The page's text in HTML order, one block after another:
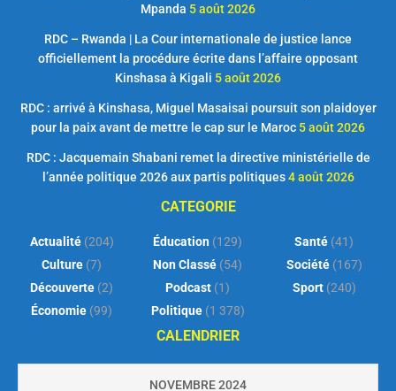
Mpanda 5 août 2026
RDC – Rwanda | La Cour internationale de justice lance
officiellement la procédure écrite dans l’affaire opposant
Kinshasa à Kigali 5 août 2026
RDC : arrivé à Kinshasa, Miguel Masaisai poursuit son plaidoyer
pour la paix avant de mettre le cap sur le Maroc 5 août 2026
RDC : Jacquemain Shabani remet la directive ministérielle de
l’année politique 2026 aux partis politiques 4 août 2026
CATEGORIE
Actualité(204)
Culture (7)
Découverte (2)
Économie (99)
Éducation (129)
Non Classé (54)
Podcast (1)
Politique(1 378)
Santé (41)
Société(167)
Sport(240)
CALENDRIER
NOVEMBRE 2024